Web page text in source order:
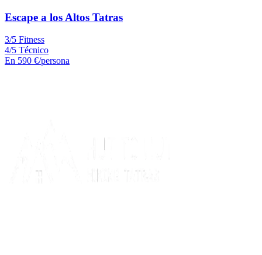
Escape a los Altos Tatras
3/5 Fitness
4/5 Técnico
En 590 €/persona